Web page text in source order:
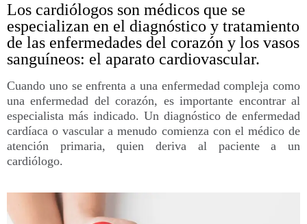
Los cardiólogos son médicos que se
especializan en el diagnóstico y tratamiento
de las enfermedades del corazón y los vasos
sanguíneos: el aparato cardiovascular.
Cuando uno se enfrenta a una enfermedad compleja como
una enfermedad del corazón, es importante encontrar al
especialista más indicado. Un diagnóstico de enfermedad
cardíaca o vascular a menudo comienza con el médico de
atención primaria, quien deriva al paciente a un
cardiólogo.